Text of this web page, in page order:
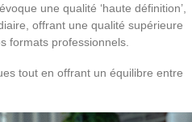
une qualité ‘haute définition’,
offrant une qualité supérieure
formats professionnels.
tout en offrant un équilibre entre